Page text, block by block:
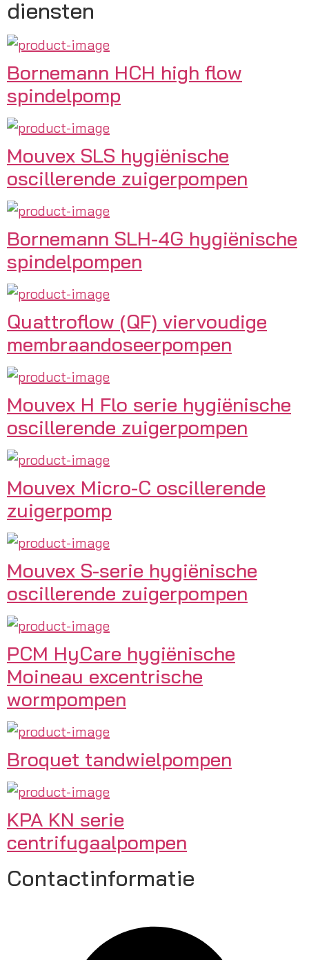
diensten
Bornemann HCH high flow
spindelpomp
Mouvex SLS hygiënische
oscillerende zuigerpompen
Bornemann SLH-4G hygiënische
spindelpompen
Quattroflow (QF) viervoudige
membraandoseerpompen
Mouvex H Flo serie hygiënische
oscillerende zuigerpompen
Mouvex Micro-C oscillerende
zuigerpomp
Mouvex S-serie hygiënische
oscillerende zuigerpompen
PCM HyCare hygiënische
Moineau excentrische
wormpompen
Broquet tandwielpompen
KPA KN serie
centrifugaalpompen
Contactinformatie